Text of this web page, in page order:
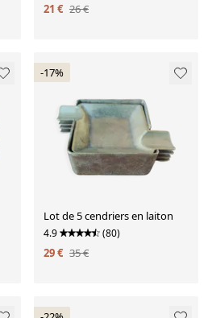
21 € 26 €
-17%
Lot de 5 cendriers en laiton
4.9 (80)
29 € 35 €